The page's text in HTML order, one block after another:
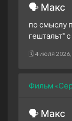
🗣 Макс
по смыслу
гештальт"
🗓 4 июля
Фильм
🗣 Макс